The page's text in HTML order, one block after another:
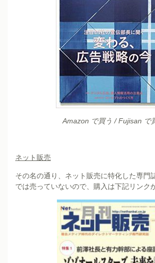
Amazon で買う /Fujisan で
ネット販売
その名の通り、ネット販売に特化した専門
では売っていないので、購入は下記リンク